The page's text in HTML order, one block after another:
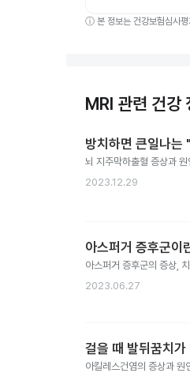
ⓘ 본 정보는 건강보험심사
MRI 관련 건강
방치하면 큰일나는
뇌 지주막하출혈 증상과
2023.12.29
아스퍼거 증후군이
아스퍼거 증후군의 증상,
2023.06.27
걸을 때 발뒤꿈치
아킬레스건염의 증상과 원